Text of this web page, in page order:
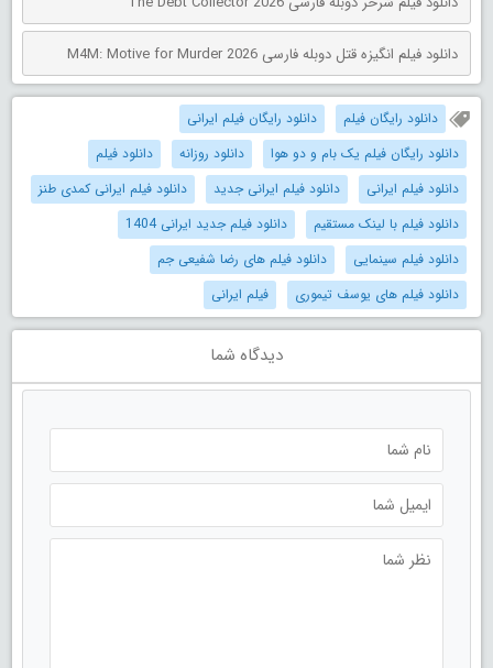
دانلود فیلم انگیزه قتل دوبله فارسی M4M: Motive for Murder 2026
دانلود رایگان فیلم
دانلود رایگان فیلم ایرانی
دانلود رایگان فیلم یک بام و دو هوا
دانلود روزانه
دانلود فیلم
دانلود فیلم ایرانی
دانلود فیلم ایرانی جدید
دانلود فیلم ایرانی کمدی طنز
دانلود فیلم با لینک مستقیم
دانلود فیلم جدید ایرانی 1404
دانلود فیلم سینمایی
دانلود فیلم های رضا شفیعی جم
دانلود فیلم های یوسف تیموری
فیلم ایرانی
دیدگاه شما